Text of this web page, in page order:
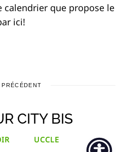
calendrier que propose le
ici!
CITY BIS
UCCLE